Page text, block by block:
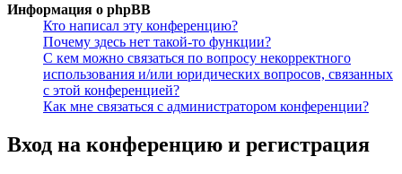
Информация о phpBB
Кто написал эту конференцию?
Почему здесь нет такой-то функции?
С кем можно связаться по вопросу некорректного
использования и/или юридических вопросов, связанных
с этой конференцией?
Как мне связаться с администратором конференции?
Вход на конференцию и регистрация